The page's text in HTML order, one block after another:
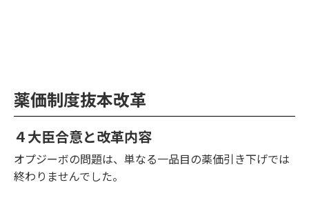
薬価制度抜本改革
４大臣合意と改革内容
オプジーボの問題は、単なる一品目の薬価引き下げでは
終わりませんでした。